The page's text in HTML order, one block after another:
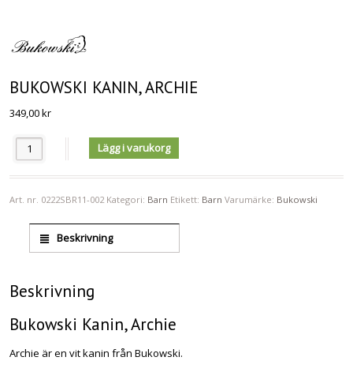
BUKOWSKI KANIN, ARCHIE
349,00kr
Antal Lägg i varukorg
Art. nr. 0222SBR11-002 Kategori: Barn Etikett: Barn Varumärke: Bukowski
Beskrivning
Beskrivning
Bukowski Kanin, Archie
Archie är en vit kanin från Bukowski.